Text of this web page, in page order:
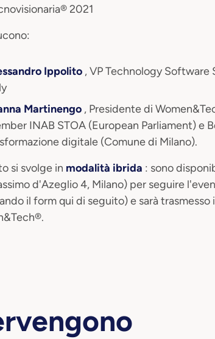
2021
Ippolito , VP Technology
Martinengo , Presidente di
INAB STOA (European Parliament) e
digitale (Comune di Milano).
si svolge in modalità ibrida : sono
d'Azeglio 4, Milano) per seguire
il form qui di seguito) e sarà trasmesso